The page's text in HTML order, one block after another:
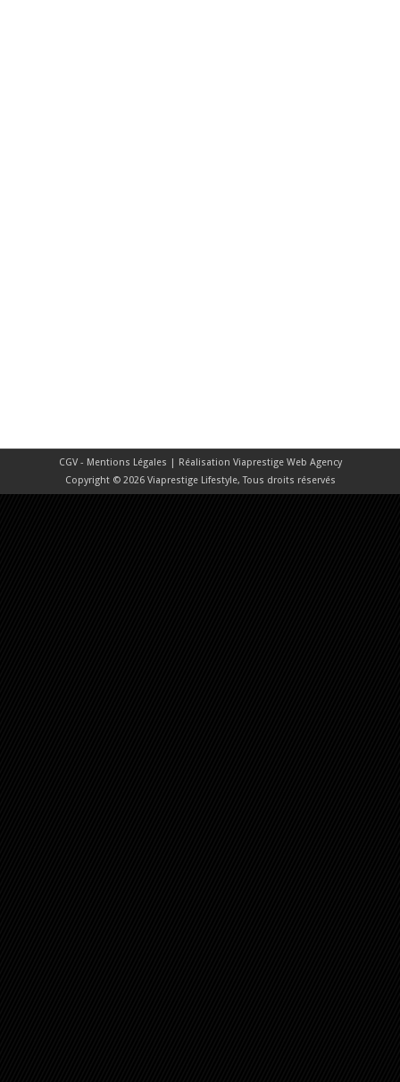
CGV - Mentions Légales | Réalisation Viaprestige Web Agency
Copyright © 2026 Viaprestige Lifestyle, Tous droits réservés